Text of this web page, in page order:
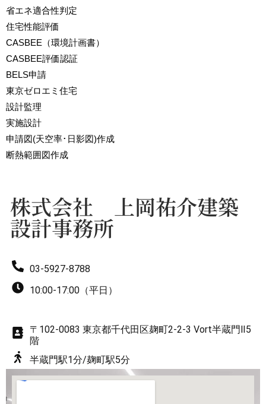
4
6
8
9
7
9
省エネ適合性判定
住宅性能評価
CASBEE（環境計画書）
CASBEE評価認証
BELS申請
東京ゼロエミ住宅
設計監理
実施設計
申請図(天空率･日影図)作成
断熱範囲図作成
株式会社 上岡祐介建築
設計事務所
03-5927-8788
10:00-17:00（平日）
〒102-0083 東京都千代田区麹町2-2-3 Vort半蔵門Ⅱ5
階
半蔵門駅1分/麹町駅5分